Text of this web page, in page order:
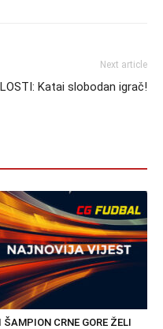
Next article
Katai slobodan igrač!
ŠAMPION CRNE GORE ŽELI